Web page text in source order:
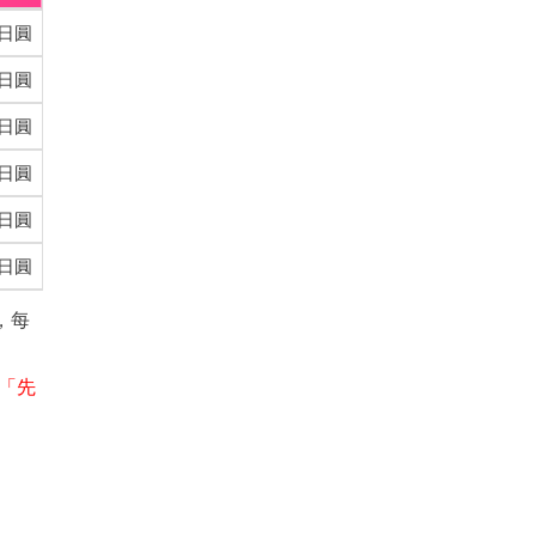
圓
圓
圓
圓
圓
圓
每
先